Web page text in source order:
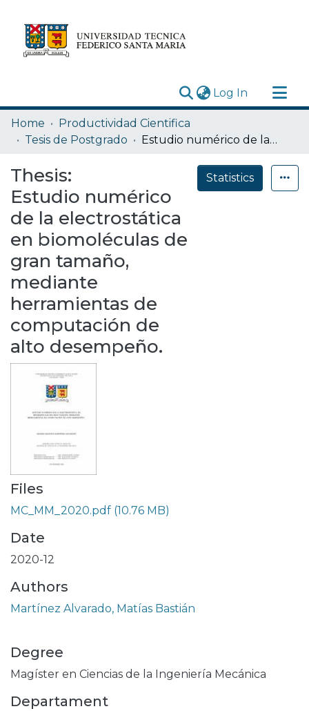
Log In (current)
Research Outputs
Statistics
Depósito
Home
Productividad Cientifica
Tesis de Postgrado
Estudio numérico de la electrostática en biomoléculas de gran tamaño, mediante herramientas de computación de alto desempeño.
Thesis:
Estudio numérico
de la electrostática
en biomoléculas de
gran tamaño,
mediante
herramientas de
computación de
alto desempeño.
Statistics
Files
MC_MM_2020.pdf (10.76 MB)
Date
2020-12
Authors
Martínez Alvarado, Matías Bastián
Degree
Magíster en Ciencias de la Ingeniería Mecánica
Departament